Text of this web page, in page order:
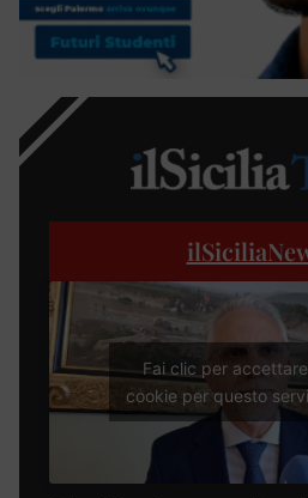
Fai clic per
cookie per questo